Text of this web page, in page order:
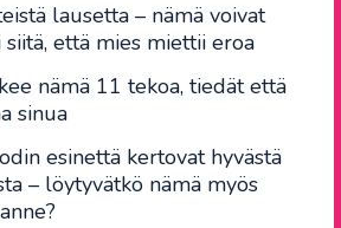
lausetta – nämä voivat
että mies miettii eroa
nämä 11 tekoa, tiedät että
sinua
esinettä kertovat hyvästä
– löytyvätkö nämä myös